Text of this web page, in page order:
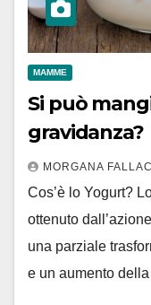
MAMME
Si può
gravidanza?
MORGANA FALLACI
Cos’è lo Yogurt?
ottenuto
una parziale
e un aumento